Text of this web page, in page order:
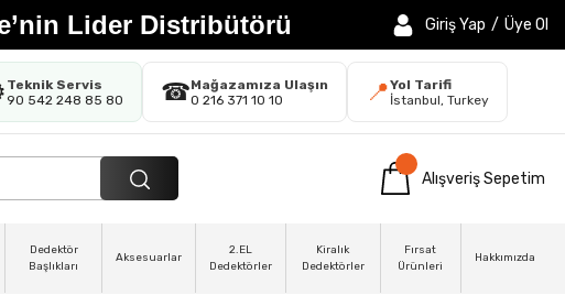
Lider Distribütörü Giriş Yap / Üye Ol
Teknik Servis
90 542 248 85 80
☎Mağazamıza Ulaşın
0 216 371 10 10
📍Yol Tarifi
İstanbul, Turkey
Alışveriş Sepetim
Dedektör
Başlıkları
Aksesuarlar
2.EL
Dedektörler
Kiralık
Dedektörler
Fırsat
Ürünleri
Hakkımızda